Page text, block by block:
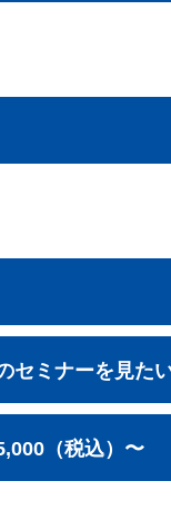
セミナーを見た
（税込）〜